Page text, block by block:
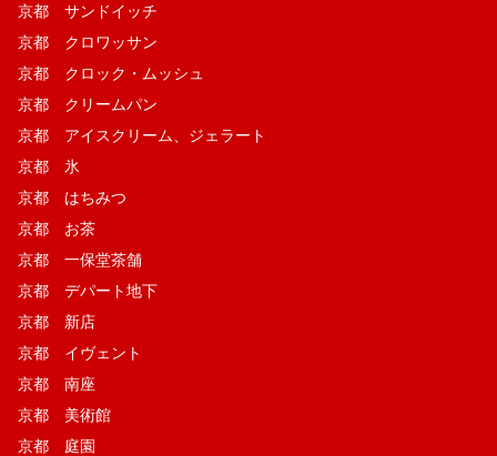
京都 サンドイッチ
京都 クロワッサン
京都 クロック・ムッシュ
京都 クリームパン
京都 アイスクリーム、ジェラート
京都 氷
京都 はちみつ
京都 お茶
京都 一保堂茶舗
京都 デパート地下
京都 新店
京都 イヴェント
京都 南座
京都 美術館
京都 庭園